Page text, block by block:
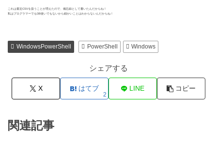
これは最近CSVを扱うことが増えたので、備忘録として書いたんだからね！
私はプログラマーでもDB使いでもないから細かいことはわからないんだからね！
WindowsPowerShell PowerShell Windows
シェアする
X はてブ
2
LINE コピー
関連記事